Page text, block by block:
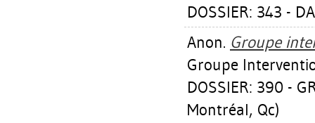
DOSSIER: 343 -
Anon. Groupe
Groupe
DOSSIER: 390 -
Montréal, Qc)